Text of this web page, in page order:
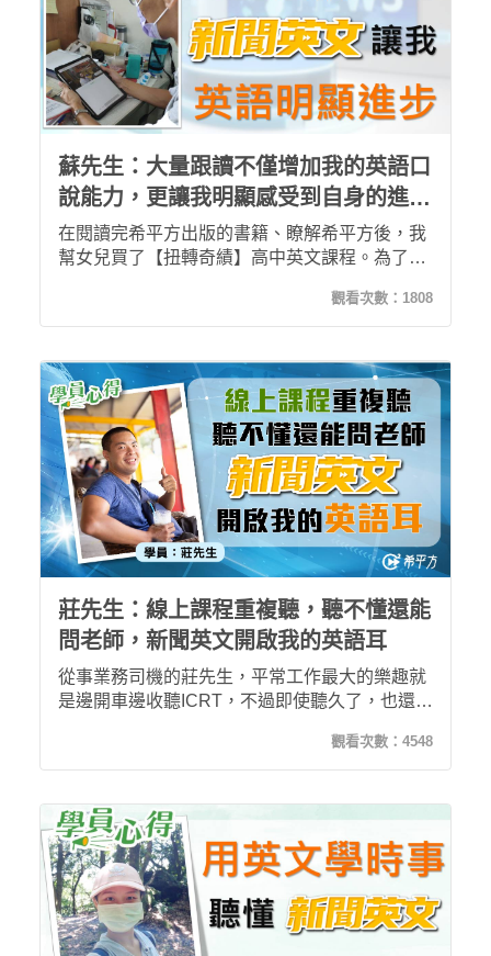
蘇先生：大量跟讀不僅增加我的英語口
說能力，更讓我明顯感受到自身的進
步！
在閱讀完希平方出版的書籍、瞭解希平方後，我
幫女兒買了【扭轉奇績】高中英文課程。為了和
及【ICRT新聞英文】課程。上完課程後，我發現
大量的跟讀能自然加強英語口說能力！配合行動
惰性，更明顯感受自身英語的進步！
觀看次數： 1808
莊先生：線上課程重複聽，聽不懂還能
問老師，新聞英文開啟我的英語耳
從事業務司機的莊先生，平常工作最大的樂趣就
是邊開車邊收聽ICRT，不過即使聽久了，也還是
發現希平方的《30天聽懂新聞英文》課程，因而
展開了英文學習之路，他也從學習的過程中，漸
觀看次數： 4548